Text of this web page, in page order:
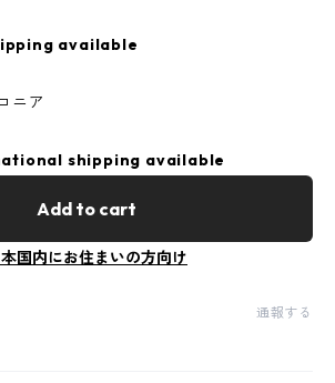
available
ニア
shipping available
Add to cart
国内にお住まいの方向け
通報する